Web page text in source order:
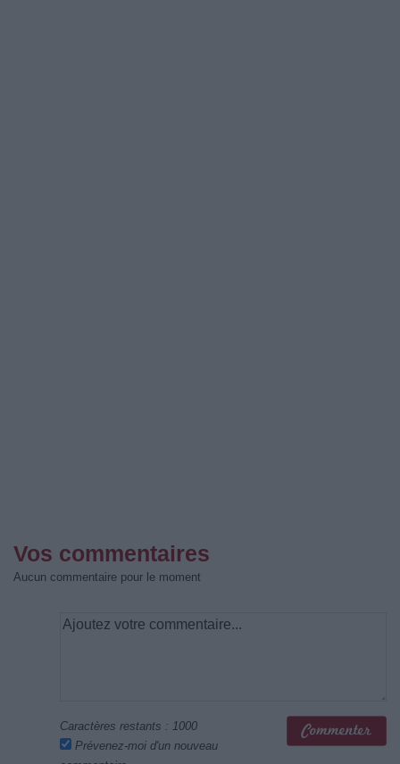
Vos commentaires
Aucun commentaire pour le moment
Caractères restants : 1000
Prévenez-moi d'un nouveau